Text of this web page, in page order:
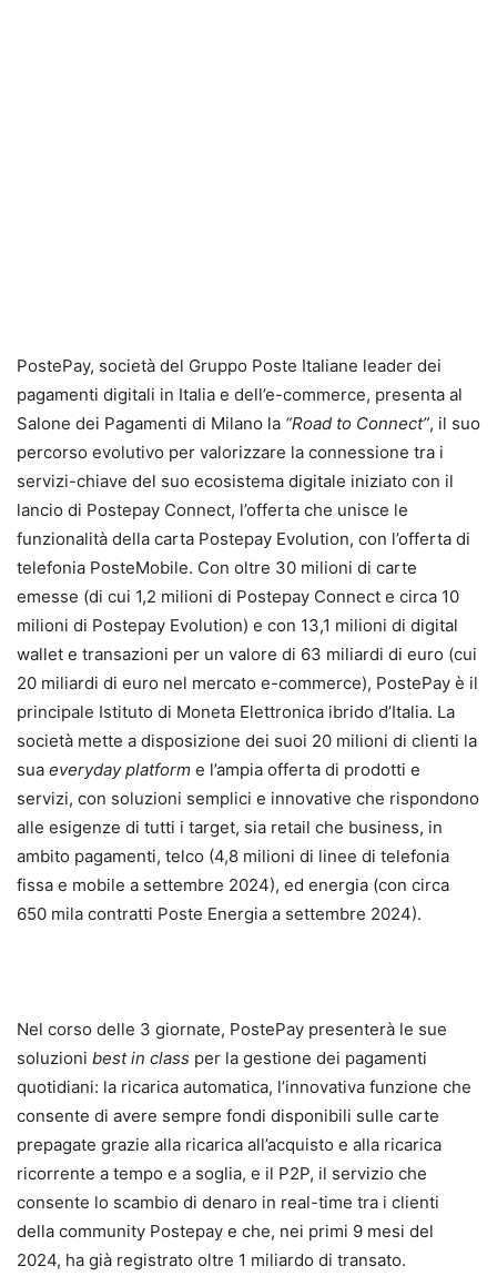
PostePay, società del Gruppo Poste Italiane leader dei
pagamenti digitali in Italia e dell’e-commerce, presenta al
Salone dei Pagamenti di Milano la “Road to Connect”, il suo
percorso evolutivo per valorizzare la connessione tra i
servizi-chiave del suo ecosistema digitale iniziato con il
lancio di Postepay Connect, l’offerta che unisce le
funzionalità della carta Postepay Evolution, con l’offerta di
telefonia PosteMobile. Con oltre 30 milioni di carte
emesse (di cui 1,2 milioni di Postepay Connect e circa 10
milioni di Postepay Evolution) e con 13,1 milioni di digital
wallet e transazioni per un valore di 63 miliardi di euro (cui
20 miliardi di euro nel mercato e-commerce), PostePay è il
principale Istituto di Moneta Elettronica ibrido d’Italia. La
società mette a disposizione dei suoi 20 milioni di clienti la
sua everyday platform e l’ampia offerta di prodotti e
servizi, con soluzioni semplici e innovative che rispondono
alle esigenze di tutti i target, sia retail che business, in
ambito pagamenti, telco (4,8 milioni di linee di telefonia
fissa e mobile a settembre 2024), ed energia (con circa
650 mila contratti Poste Energia a settembre 2024).
Nel corso delle 3 giornate, PostePay presenterà le sue
soluzioni best in class per la gestione dei pagamenti
quotidiani: la ricarica automatica, l’innovativa funzione che
consente di avere sempre fondi disponibili sulle carte
prepagate grazie alla ricarica all’acquisto e alla ricarica
ricorrente a tempo e a soglia, e il P2P, il servizio che
consente lo scambio di denaro in real-time tra i clienti
della community Postepay e che, nei primi 9 mesi del
2024, ha già registrato oltre 1 miliardo di transato.